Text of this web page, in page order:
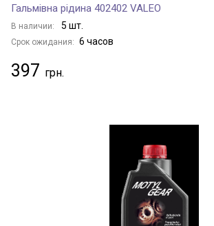
Гальмівна рідина 402402 VALEO
В наличии: 5 шт.
Срок ожидания: 6 часов
397